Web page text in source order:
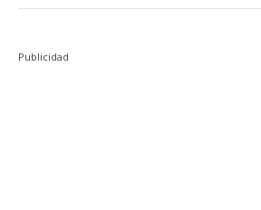
Publicidad